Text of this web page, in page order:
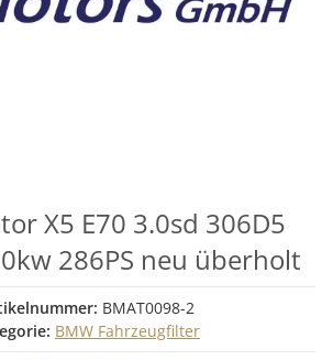
X5 E70 3.0sd 306D5
286PS neu überholt
BMAT0098-2
BMW Fahrzeugfilter